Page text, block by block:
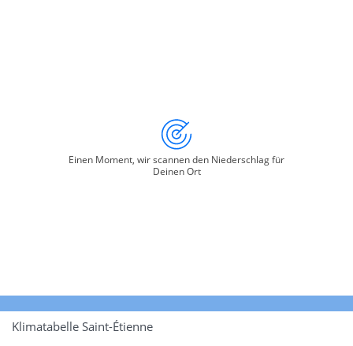
Einen Moment, wir scannen den Niederschlag für
Deinen Ort
Klimatabelle Saint-Étienne